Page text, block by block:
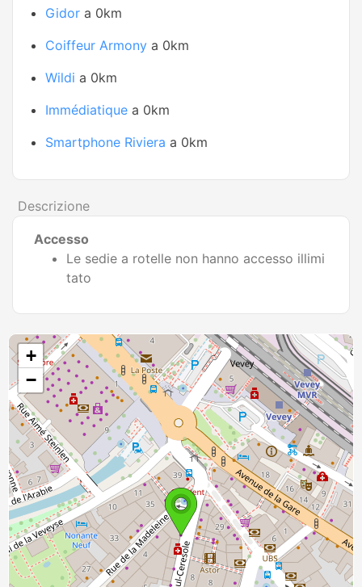
Gidor a 0km
Coiffeur Armony a 0km
Wildi a 0km
Immédiatique a 0km
Smartphone Riviera a 0km
Descrizione
Accesso
Le sedie a rotelle non hanno accesso illimi
tato
+
−